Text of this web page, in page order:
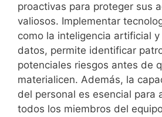
proactivas para proteger sus
valiosos. Implementar
como la inteligencia artificial
datos, permite identificar
potenciales riesgos antes de
materialicen. Además, la
del personal es esencial para
todos los miembros del